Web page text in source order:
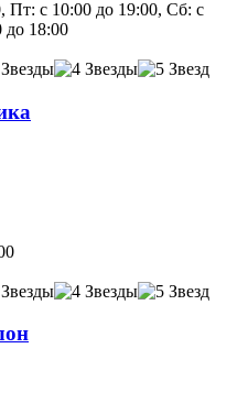
Пт: с 10:00 до 19:00, Сб: с
до 18:00